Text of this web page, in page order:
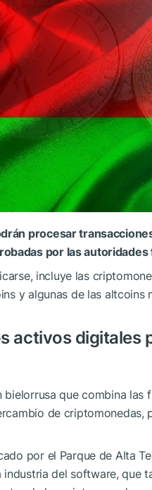
procesar
por las autoridades
incluye las
y algunas de las altcoins
activos digitales
bielorrusa que combina
de criptomonedas,
por el Parque de Alta
del software, que